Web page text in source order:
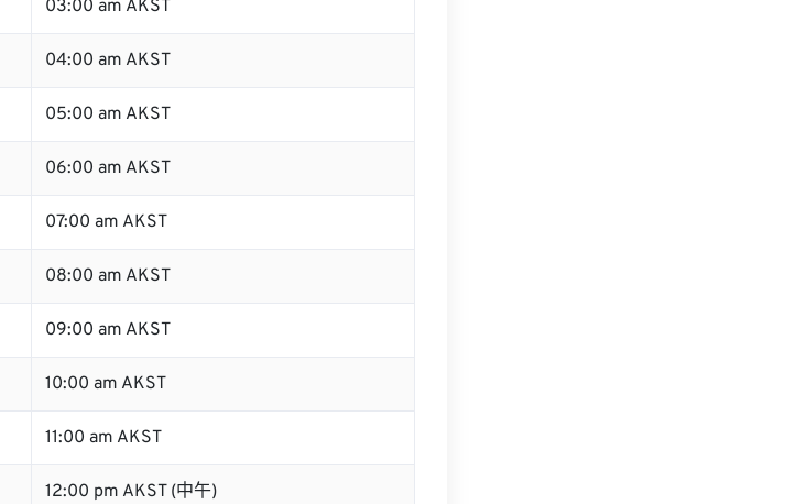
03:00 am AKST
04:00 am AKST
05:00 am AKST
06:00 am AKST
07:00 am AKST
08:00 am AKST
09:00 am AKST
10:00 am AKST
11:00 am AKST
12:00 pm AKST (中午)